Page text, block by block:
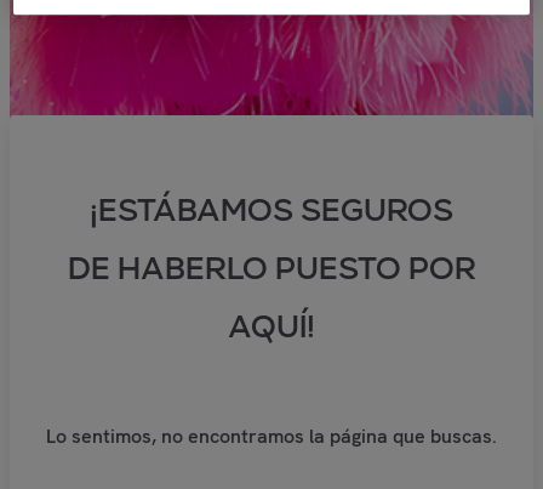
¡ESTÁBAMOS SEGUROS
DE HABERLO PUESTO POR
AQUÍ!
Lo sentimos, no encontramos la página que buscas.